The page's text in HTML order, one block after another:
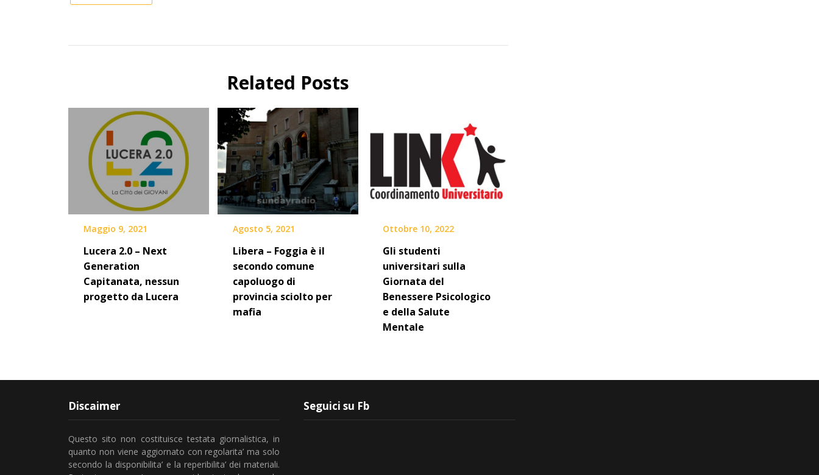
Related Posts
Maggio 9, 2021
Lucera 2.0 – Next
Generation
Capitanata, nessun
progetto da Lucera
Agosto 5, 2021
Libera – Foggia è il
secondo comune
capoluogo di
provincia sciolto per
mafia
Ottobre 10, 2022
Gli studenti
universitari sulla
Giornata del
Benessere Psicologico
e della Salute
Mentale
Discaimer
Questo sito non costituisce testata giornalistica, in
quanto non viene aggiornato con regolarita’ ma solo
secondo la disponibilita’ e la reperibilita’ dei materiali.
Seguici su Fb